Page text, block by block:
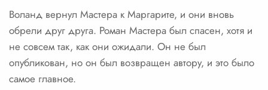
Воланд вернул Мастера к Маргарите, и они вновь
обрели друг друга. Роман Мастера был спасен, хотя и
не совсем так, как они ожидали. Он не был
опубликован, но он был возвращен автору, и это было
самое главное.